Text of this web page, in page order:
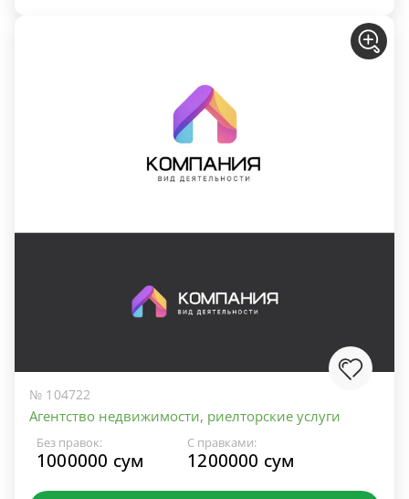
№ 104722
Агентство недвижимости, риелторские услуги
Без правок:
1000000 сум
С правками:
1200000 сум